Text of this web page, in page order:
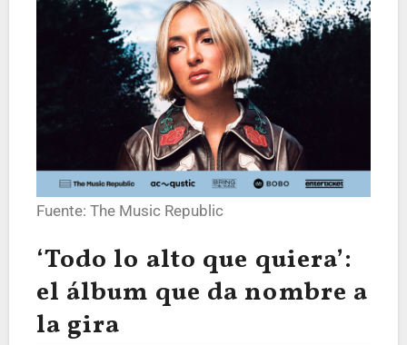
Fuente: The Music Republic
‘Todo lo alto que quiera’:
el álbum que da nombre a
la gira